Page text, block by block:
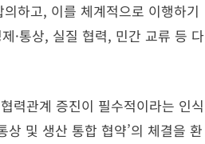
하고, 이를 체계적으로 이행하기
·통상, 실질 협력, 민간 교류 등 다
력관계 증진이 필수적이라는 인식
상 및 생산 통합 협약’의 체결을 환